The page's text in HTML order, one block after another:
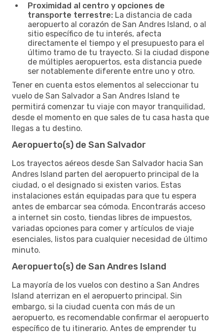
Proximidad al centro y opciones de
transporte terrestre: La distancia de cada
aeropuerto al corazón de San Andres Island, o al
sitio específico de tu interés, afecta
directamente el tiempo y el presupuesto para el
último tramo de tu trayecto. Si la ciudad dispone
de múltiples aeropuertos, esta distancia puede
ser notablemente diferente entre uno y otro.
Tener en cuenta estos elementos al seleccionar tu
vuelo de San Salvador a San Andres Island te
permitirá comenzar tu viaje con mayor tranquilidad,
desde el momento en que sales de tu casa hasta que
llegas a tu destino.
Aeropuerto(s) de San Salvador
Los trayectos aéreos desde San Salvador hacia San
Andres Island parten del aeropuerto principal de la
ciudad, o el designado si existen varios. Estas
instalaciones están equipadas para que tu espera
antes de embarcar sea cómoda. Encontrarás acceso
a internet sin costo, tiendas libres de impuestos,
variadas opciones para comer y artículos de viaje
esenciales, listos para cualquier necesidad de último
minuto.
Aeropuerto(s) de San Andres Island
La mayoría de los vuelos con destino a San Andres
Island aterrizan en el aeropuerto principal. Sin
embargo, si la ciudad cuenta con más de un
aeropuerto, es recomendable confirmar el aeropuerto
específico de tu itinerario. Antes de emprender tu